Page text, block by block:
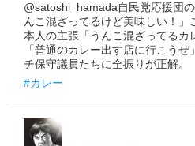
@satoshi_hamada自民党応援団
んこ混ざってるけど美味しい！」
本人の主張「うんこ混ざってるカ
「普通のカレー出す店に行こう
チ保守議員たちに全振りが正解。
#カレー